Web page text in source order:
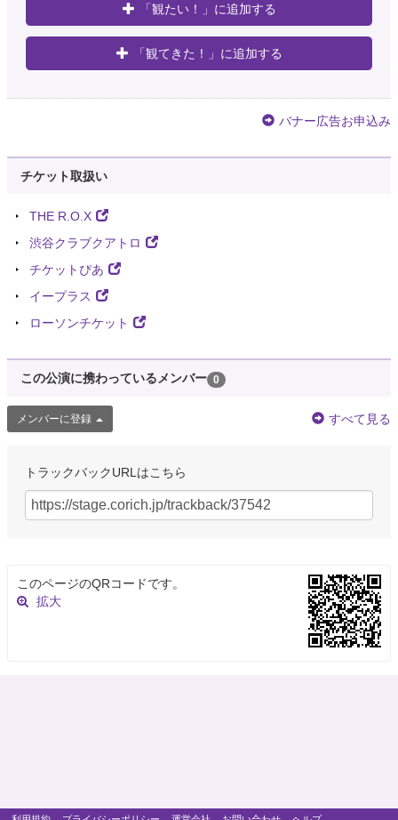
「観たい！」に追加する
「観てきた！」に追加する
バナー広告お申込み
チケット取扱い
THE R.O.X
渋谷クラブクアトロ
チケットぴあ
イープラス
ローソンチケット
この公演に携わっているメンバー 0
メンバーに登録 すべて見る
トラックバックURLはこちら
このページのQRコードです。
拡大